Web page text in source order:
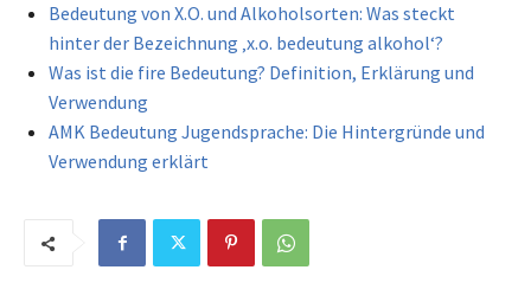
Bedeutung von X.O. und Alkoholsorten: Was steckt
hinter der Bezeichnung ‚x.o. bedeutung alkohol‘?
Was ist die fire Bedeutung? Definition, Erklärung und
Verwendung
AMK Bedeutung Jugendsprache: Die Hintergründe und
Verwendung erklärt